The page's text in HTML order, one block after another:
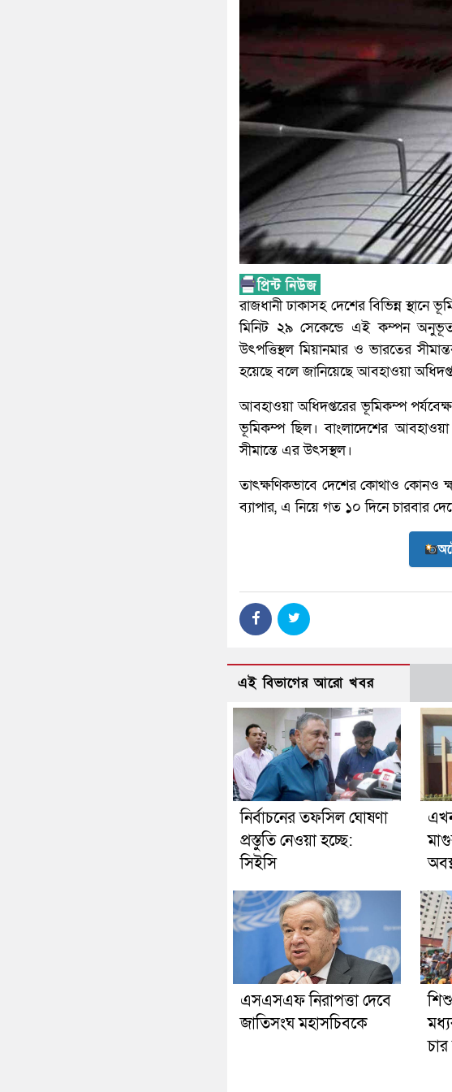
রাজধানী ঢাকাসহ দেশের বিভিন্ন
মিনিট ২৯ সেকেন্ডে এই কম্পন
উৎপত্তিস্থল মিয়ানমার ও ভারতের
হয়েছে বলে জানিয়েছে আবহাওয়া
আবহাওয়া অধিদপ্তরের ভূমিকম্প
ভূমিকম্প ছিল। বাংলাদেশের
সীমান্তে এর উৎসস্থল।
তাৎক্ষণিকভাবে দেশের কোথাও কোনও
ব্যাপার, এ নিয়ে গত ১০ দিনে চারবার
এই বিভাগের আরো খবর
নির্বাচনের তফসিল ঘোষণা
প্রস্তুতি নেওয়া হচ্ছে:
সিইসি
এসএসএফ নিরাপত্তা দেবে
জাতিসংঘ মহাসচিবকে